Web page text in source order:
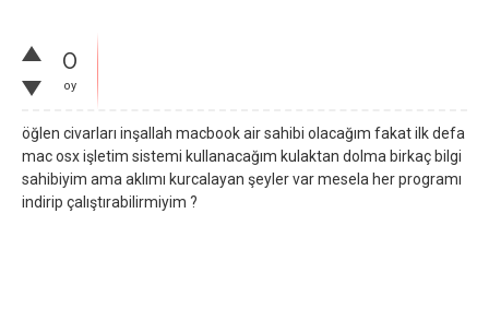
0
oy
öğlen civarları inşallah macbook air sahibi olacağım fakat ilk defa
mac osx işletim sistemi kullanacağım kulaktan dolma birkaç bilgi
sahibiyim ama aklımı kurcalayan şeyler var mesela her programı
indirip çalıştırabilirmiyim ?